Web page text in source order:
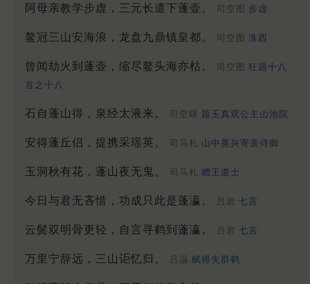
阿母亲教学步虚，三元长遣下蓬壶。 司空图 步虚
鳌冠三山安海浪，龙盘九鼎镇皇都。 司空图 淮西
曾闻劫火到蓬壶，缩尽鳌头海亦枯。 司空图 狂题十八
首之十八
石自蓬山得，泉经太液来。 司空曙 题玉真观公主山池院
安得蓬丘侣，提携采瑶英。 司马札 山中冕兴寄裴侍御
玉洞秋有花，蓬山夜无鬼。 司马札 赠王道士
今日与君无吝惜，功成只此是蓬瀛。 吕岩 七言
云鬓双明骨更轻，自言寻鹤到蓬瀛。 吕岩 七言
万里宁辞远，三山讵忆归。 吕温 赋得失群鹤